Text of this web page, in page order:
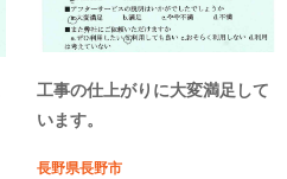
工事の仕上がりに大変満足して
います。
長野県長野市